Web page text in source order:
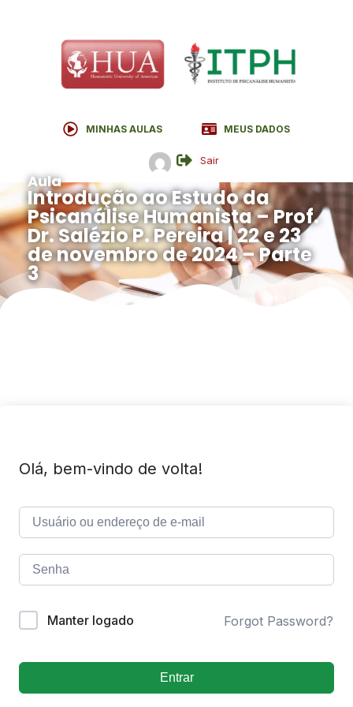
MINHAS AULAS MEUS DADOS
Sair
Aula
Introdução ao Estudo da
Psicanálise Humanista – Prof.
Dr. Salézio P. Pereira | 22 e 23
de novembro de 2024 – Parte
3
Olá, bem-vindo de volta!
Manter logado Forgot Password?
Entrar